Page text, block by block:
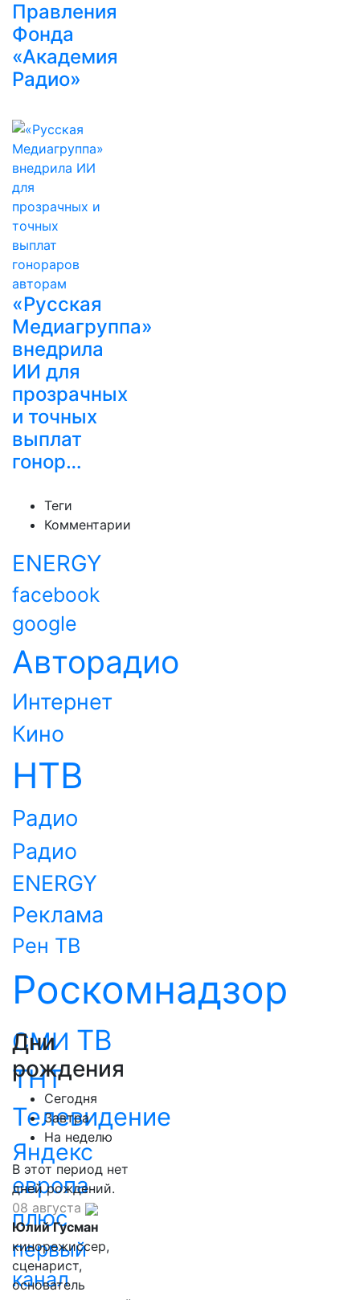
Правления
Фонда
«Академия
Радио»
«Русская
Медиагруппа»
внедрила
ИИ для
прозрачных
и точных
выплат
гонор…
Теги
Комментарии
ENERGY
facebook
google
Авторадио
Интернет
Кино
НТВ
Радио
Радио
ENERGY
Реклама
Рен ТВ
Роскомнадзор
СМИ ТВ
ТНТ
Телевидение
Яндекс
европа
плюс
первый
канал
Дни
рождения
Сегодня
Завтра
На неделю
В этот период нет
дней рождений.
08 августа
Юлий Гусман
кинорежиссер,
сценарист,
основатель